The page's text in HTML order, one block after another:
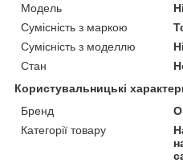
Модель
Сумісність з маркою
Сумісність з моделлю
Стан
Користувальницькі
Бренд
Категорії товару